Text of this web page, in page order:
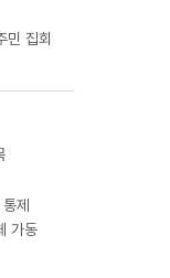
민 집회
제
가동